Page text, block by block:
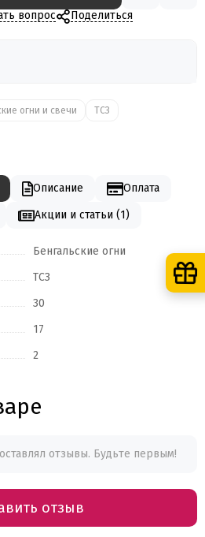
вопрос Поделиться
огни и свечи
ТСЗ
Описание
Оплата
Акции и статьи (1)
Бенгальские огни
ТСЗ
30
17
2
отзывы. Будьте первым!
отзыв